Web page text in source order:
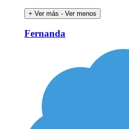
+ Ver más - Ver menos
Fernanda